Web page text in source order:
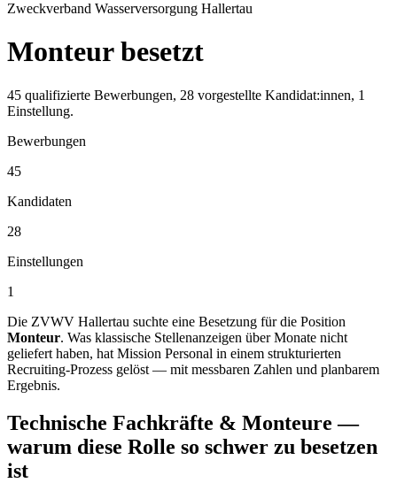
Zweckverband Wasserversorgung Hallertau
Monteurbesetzt
45 qualifizierte Bewerbungen, 28 vorgestellte Kandidat:innen, 1
Einstellung.
Bewerbungen
45
Kandidaten
28
Einstellungen
1
Die ZVWV Hallertau suchte eine Besetzung für die Position
Monteur. Was klassische Stellenanzeigen über Monate nicht
geliefert haben, hat Mission Personal in einem strukturierten
Recruiting-Prozess gelöst — mit messbaren Zahlen und planbarem
Ergebnis.
Technische Fachkräfte & Monteure —
warum diese Rolle so schwer zu besetzen
ist